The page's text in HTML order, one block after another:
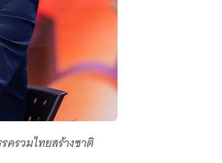
ครวมไทยสร้างชาติ